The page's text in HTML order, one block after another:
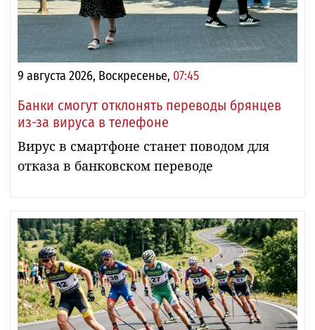
9 августа 2026, Воскресенье, 07:45
Банки смогут отклонять переводы брянцев
из-за вируса в телефоне
Вирус в смартфоне станет поводом для
отказа в банковском переводе